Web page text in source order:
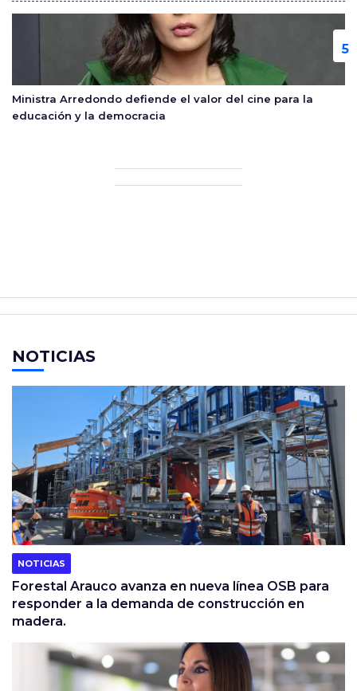
Ministra Arredondo defiende el valor del cine para la
educación y la democracia
NOTICIAS
NOTICIAS
Forestal Arauco avanza en nueva línea OSB para
responder a la demanda de construcción en
madera.